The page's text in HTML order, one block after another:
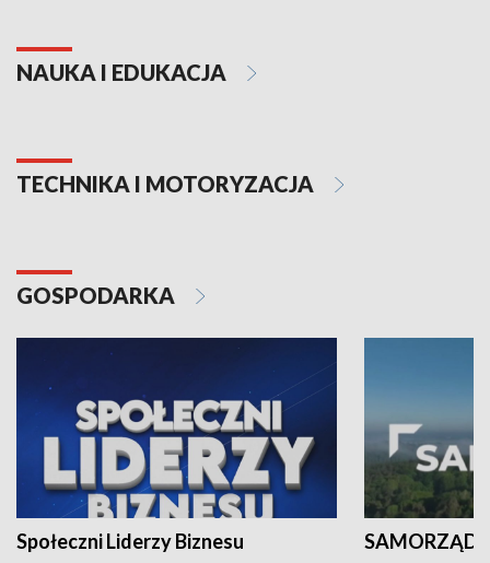
NAUKA I EDUKACJA
TECHNIKA I MOTORYZACJA
GOSPODARKA
Społeczni Liderzy Biznesu SAMORZĄD